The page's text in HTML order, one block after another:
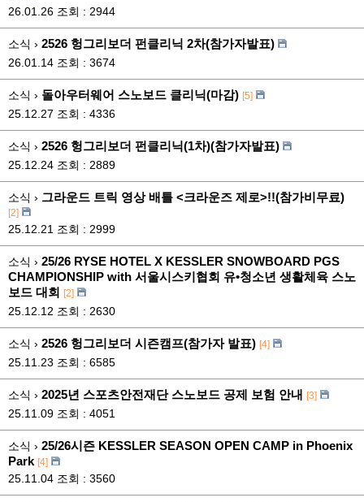
26.01.26 조회 : 2944
소식 › 2526 헝그리보더 펀클리닉 2차(참가자발표)
26.01.14 조회 : 3674
소식 › 돌아우터웨어 스노보드 클리닉(마감) [5]
25.12.27 조회 : 4336
소식 › 2526 헝그리보더 펀클리닉(1차)(참가자발표)
25.12.24 조회 : 2889
소식 › 그라운드 트릭 영상 배틀 <크라운즈 제로>!!(참가비무료)
[2]
25.12.21 조회 : 2999
소식 › 25/26 RYSE HOTEL X KESSLER SNOWBOARD PGS
CHAMPIONSHIP with 서울시스키협회 유•청소년 생활체육 스노
보드 대회 [2]
25.12.12 조회 : 2630
소식 › 2526 헝그리보더 시즌캠프(참가자 발표) [4]
25.11.23 조회 : 6585
소식 › 2025년 스포츠안전재단 스노보드 공제 보험 안내 [3]
25.11.09 조회 : 4051
소식 › 25/26시즌 KESSLER SEASON OPEN CAMP in Phoenix
Park [4]
25.11.04 조회 : 3560